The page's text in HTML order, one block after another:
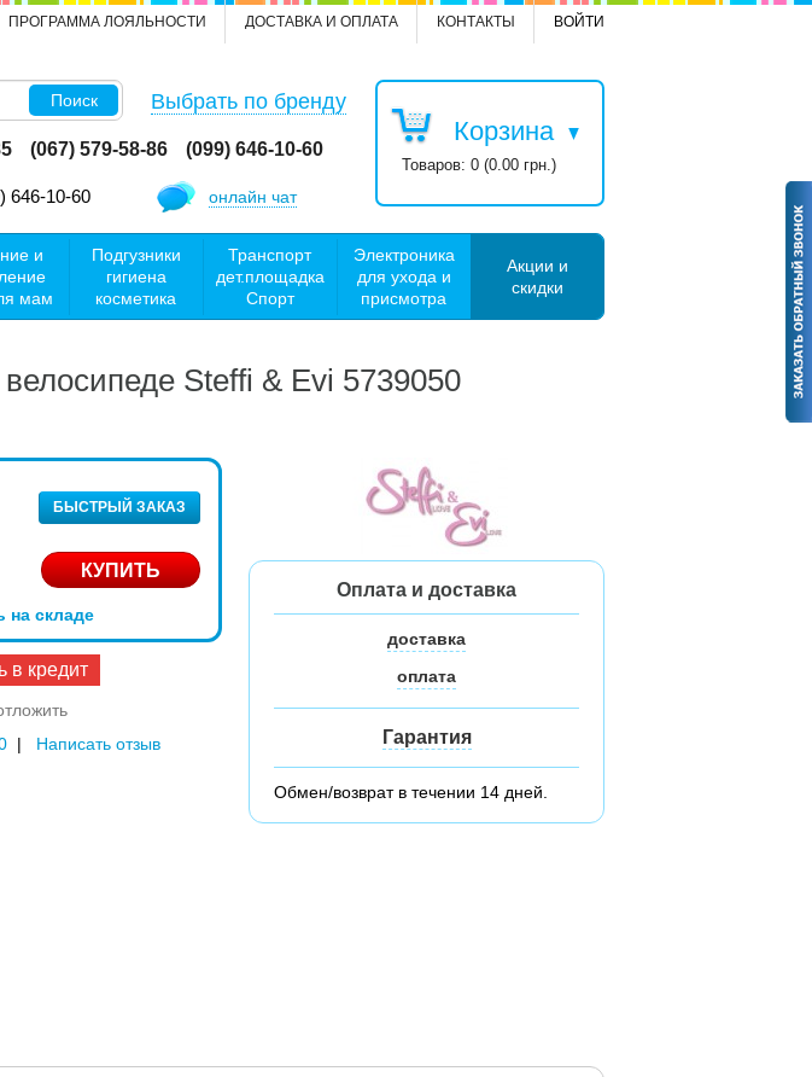
ВОЙТИ
КОНТАКТЫ
ДОСТАВКА И ОПЛАТА
ПРОГРАММА ЛОЯЛЬНОСТИ
Поиск Выбрать по бренду
Корзина
Товаров: 0 (0.00 грн.)
(067) 579-58-86 (099) 646-10-60
646-10-60 онлайн чат
и
мам
Подгузники
гигиена
косметика
Транспорт
дет.площадка
Спорт
Электроника
для ухода и
присмотра
Акции и
скидки
Steffi & Evi 5739050
БЫСТРЫЙ ЗАКАЗ
на складе
в кредит
| Написать отзыв
Оплата и доставка
доставка
оплата
Гарантия
Обмен/возврат в течении 14 дней.